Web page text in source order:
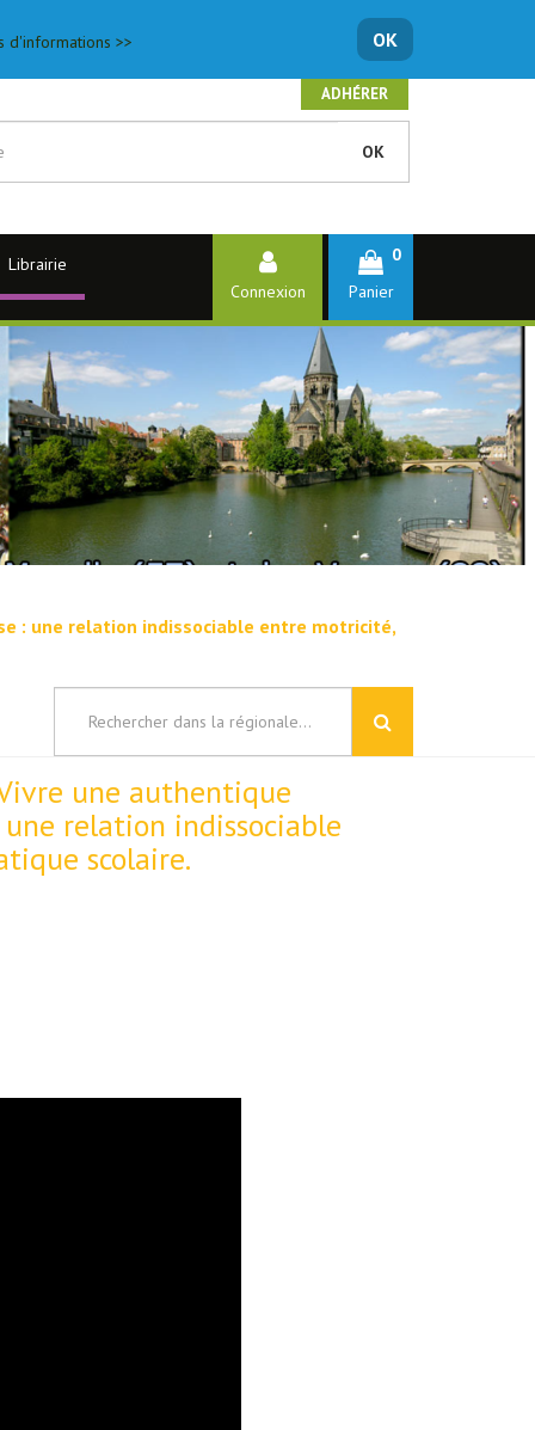
d'informations >> OK
ADHÉRER
OK
Librairie
Connexion
0
Panier
: une relation indissociable entre motricité,
une authentique
relation indissociable
scolaire.